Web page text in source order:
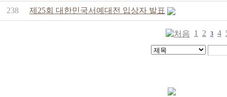
238 제25회 대한민국서예대전 입상자 발표
1 2 3 4